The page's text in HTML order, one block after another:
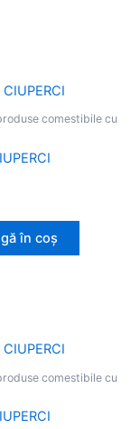
comestibile cu
în coș
comestibile cu